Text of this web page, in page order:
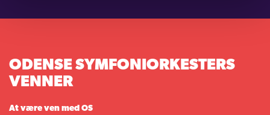
ODENSE SYMFONIORKESTERS
VENNER
At være ven med OS